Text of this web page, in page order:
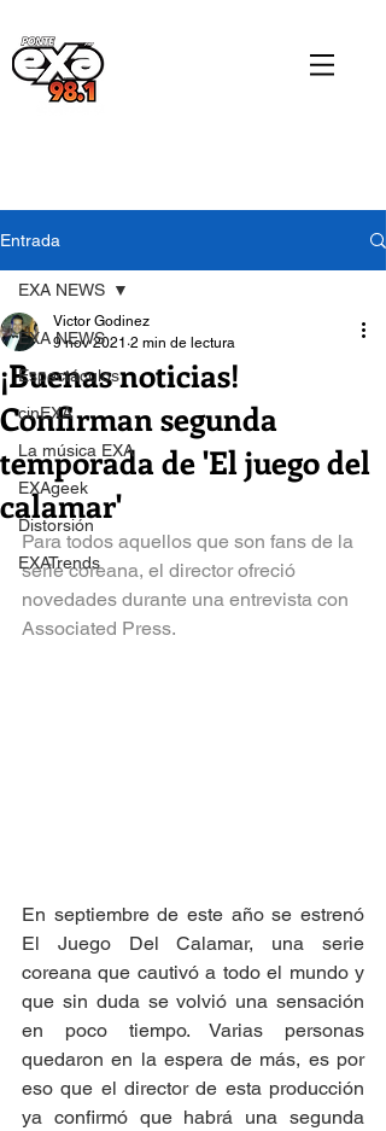
Entrada
EXA NEWS
Espectáculos
cinEXA
La música EXA
EXAgeek
Distorsión
EXATrends
EXA NEWS
¡Buenas noticias!
Confirman segunda
temporada de 'El juego del
calamar'
Victor Godinez
9 nov 2021 2 min de lectura
Para todos aquellos que son fans de la
serie coreana, el director ofreció
novedades durante una entrevista con
Associated Press.
En septiembre de este año se estrenó
El Juego Del Calamar, una serie
coreana que cautivó a todo el mundo y
que sin duda se volvió una sensación
en poco tiempo. Varias personas
quedaron en la espera de más, es por
eso que el director de esta producción
ya confirmó que habrá una segunda